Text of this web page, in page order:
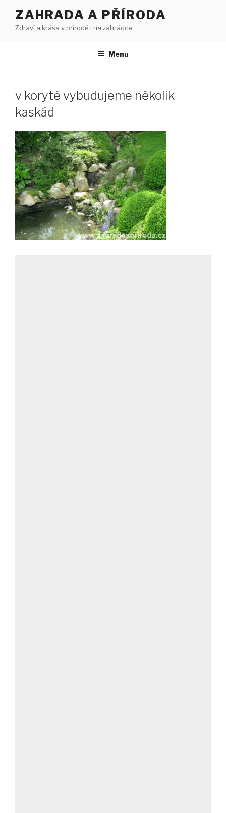
obsahu
ZAHRADA A PŘÍRODA
Zdraví a krása v přírodě i na zahrádce
Menu
v korytě vybudujeme několik
kaskád